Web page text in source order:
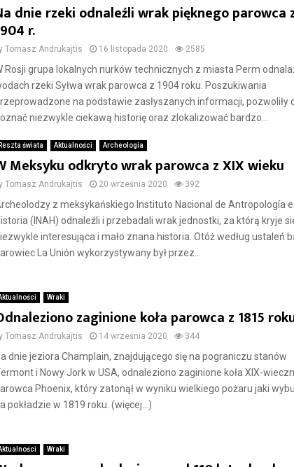
dnie rzeki odnaleźli wrak pięknego parowca
r.
Tomasz Andrukajtis 16 listopada 2020 2585
Rosji grupa lokalnych nurków technicznych z miasta Perm
rzeki Syłwa wrak parowca z 1904 roku. Poszukiwania
na podstawie zasłyszanych informacji, pozwoliły
niezwykle ciekawą historię oraz zlokalizować bardzo...
Reszta świata Aktualności Archeologia
Meksyku odkryto wrak parowca z XIX wieku
Tomasz Andrukajtis 20 września 2020 392
z meksykańskiego Instituto Nacional de Antropología e
(INAH) odnaleźli i przebadali wrak jednostki, za którą kryje
interesująca i mało znana historia. Otóż według ustaleń
La Unión wykorzystywany był przez...
Wraki
zaginione koła parowca z 1815
Tomasz Andrukajtis 14 września 2020 344
dnie jeziora Champlain, znajdującego się na pograniczu stanów
i Nowy Jork w USA, odnaleziono zaginione koła XIX-
Phoenix, który zatonął w wyniku wielkiego pożaru jaki
pokładzie w 1819 roku. (więcej…)
Wraki